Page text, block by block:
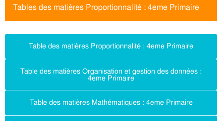
Tables des matières Proportionnalité : 4eme Primaire
Table des matières Proportionnalité : 4eme Primaire
Table des matières Organisation et gestion des données :
4eme Primaire
Table des matières Mathématiques : 4eme Primaire